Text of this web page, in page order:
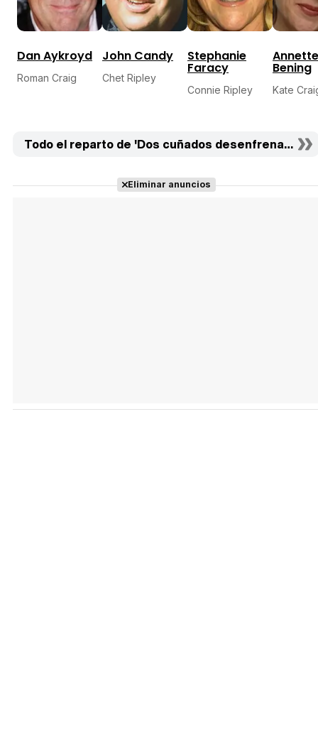
Dan Aykroyd
Roman Craig
John Candy
Chet Ripley
Stephanie
Faracy
Connie Ripley
Annette
Bening
Kate
Todo el reparto de 'Dos cuñados desenfrenados'
Eliminar anuncios